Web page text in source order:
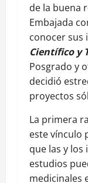
de la buena
Embajada
conocer sus
Científico y
Posgrado y
decidió
proyectos
La primera
este vínculo
que las y los
estudios
medicinales